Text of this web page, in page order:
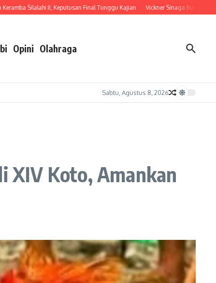
Silalahi II, Keputusan Final Tunggu Kajian Vickner Sinaga Buka
Opini Olahraga
Sabtu, Agustus 8, 2026
XIV Koto, Amankan